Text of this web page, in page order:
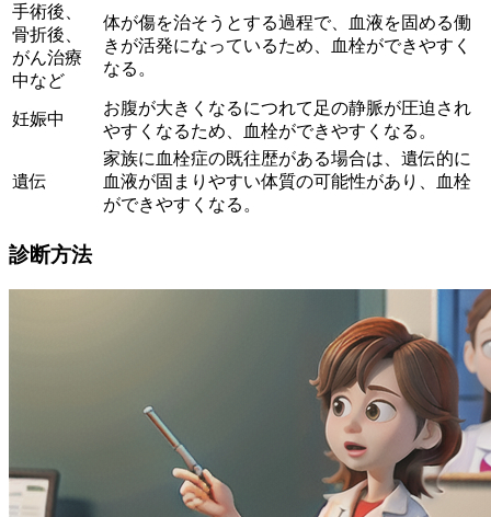
手術後、
骨折後、
がん治療
中など
体が傷を治そうとする過程で、血液を固める働
きが活発になっているため、血栓ができやすく
なる。
妊娠中
お腹が大きくなるにつれて足の静脈が圧迫され
やすくなるため、血栓ができやすくなる。
遺伝
家族に血栓症の既往歴がある場合は、遺伝的に
血液が固まりやすい体質の可能性があり、血栓
ができやすくなる。
診断方法